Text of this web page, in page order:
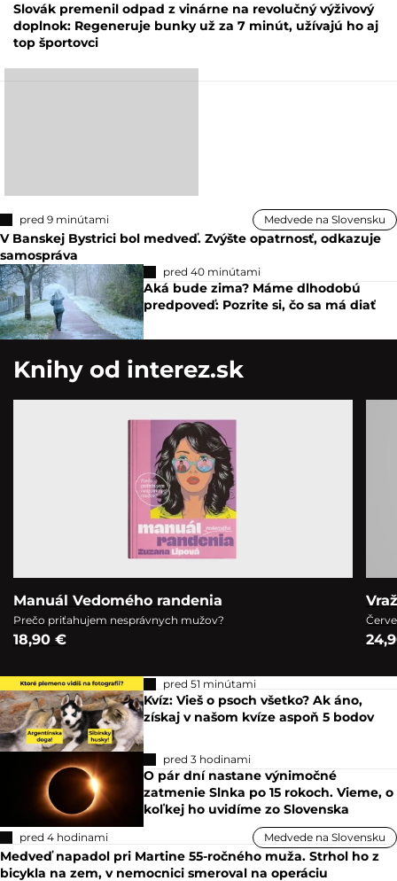
Slovák premenil odpad z vinárne na revolučný výživový
doplnok: Regeneruje bunky už za 7 minút, užívajú ho aj
top športovci
pred 9 minútami Medvede na Slovensku
V Banskej Bystrici bol medveď. Zvýšte opatrnosť, odkazuje
samospráva
pred 40 minútami
Aká bude zima? Máme dlhodobú
predpoveď: Pozrite si, čo sa má diať
Knihy od interez.sk
Manuál Vedomého randenia
Prečo priťahujem nesprávnych mužov?
18,90 €
pred 51 minútami
Kvíz: Vieš o psoch všetko? Ak áno,
získaj v našom kvíze aspoň 5 bodov
pred 3 hodinami
O pár dní nastane výnimočné
zatmenie Slnka po 15 rokoch. Vieme, o
koľkej ho uvidíme zo Slovenska
pred 4 hodinami Medvede na Slovensku
Medveď napadol pri Martine 55-ročného muža. Strhol ho z
bicykla na zem, v nemocnici smeroval na operáciu